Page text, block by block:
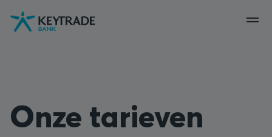
Naar
navigatie
Naar
aanmelden
Naar
inhoud
Onze tarieven